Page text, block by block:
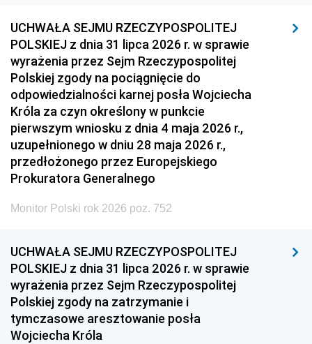
UCHWAŁA SEJMU RZECZYPOSPOLITEJ
POLSKIEJ z dnia 31 lipca 2026 r. w sprawie
wyrażenia przez Sejm Rzeczypospolitej
Polskiej zgody na pociągnięcie do
odpowiedzialności karnej posła Wojciecha
Króla za czyn określony w punkcie
pierwszym wniosku z dnia 4 maja 2026 r.,
uzupełnionego w dniu 28 maja 2026 r.,
przedłożonego przez Europejskiego
Prokuratora Generalnego
Monitor Polski rok 2026 poz. 752
UCHWAŁA SEJMU RZECZYPOSPOLITEJ
POLSKIEJ z dnia 31 lipca 2026 r. w sprawie
wyrażenia przez Sejm Rzeczypospolitej
Polskiej zgody na zatrzymanie i
tymczasowe aresztowanie posła
Wojciecha Króla